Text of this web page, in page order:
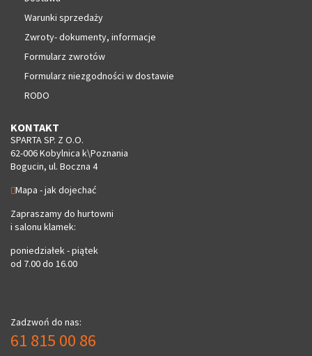
Warunki sprzedaży
Zwroty- dokumenty, informacje
Formularz zwrotów
Formularz niezgodności w dostawie
RODO
KONTAKT
SPARTA SP. Z O.O.
62-006 Kobylnica k\Poznania
Bogucin, ul. Boczna 4
Mapa - jak dojechać
Zapraszamy do hurtowni
i salonu klamek:
poniedziałek - piątek
od 7.00 do 16.00
Zadzwoń do nas:
61 815 00 86